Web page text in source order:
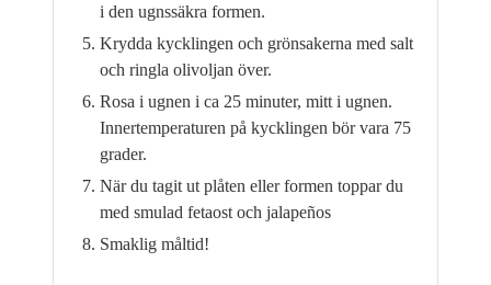
i den ugnssäkra formen.
Krydda kycklingen och grönsakerna med salt
och ringla olivoljan över.
Rosa i ugnen i ca 25 minuter, mitt i ugnen.
Innertemperaturen på kycklingen bör vara 75
grader.
När du tagit ut plåten eller formen toppar du
med smulad fetaost och jalapeños
Smaklig måltid!